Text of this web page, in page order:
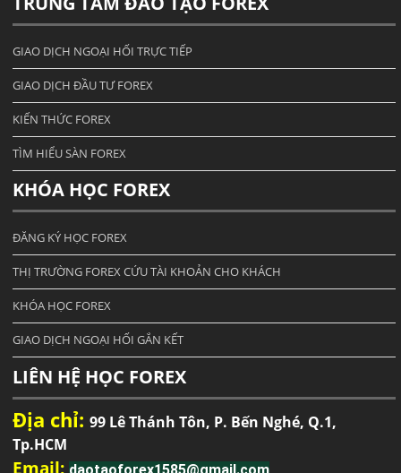
GIAO DỊCH NGOẠI HỐI TRỰC TIẾP
GIAO DỊCH ĐẦU TƯ FOREX
KIẾN THỨC FOREX
TÌM HIỂU SÀN FOREX
KHÓA HỌC FOREX
ĐĂNG KÝ HỌC FOREX
THỊ TRƯỜNG FOREX CỨU TÀI KHOẢN CHO KHÁCH
KHÓA HỌC FOREX
GIAO DỊCH NGOẠI HỐI GẮN KẾT
LIÊN HỆ HỌC FOREX
Địa chỉ:99 Lê Thánh Tôn, P. Bến Nghé, Q.1,
Tp.HCM
Email:daotaoforex1585@gmail.com